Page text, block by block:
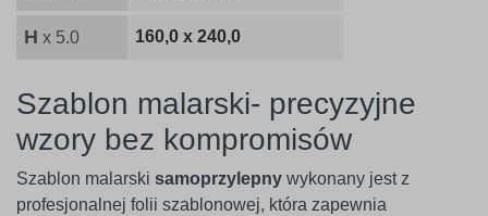
H x 5.0 160,0 x 240,0
Szablon malarski- precyzyjne
wzory bez kompromisów
Szablon malarski samoprzylepny wykonany jest z
profesjonalnej folii szablonowej, która zapewnia